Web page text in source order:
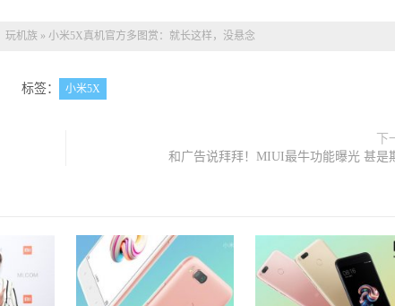
玩机族 » 小米5X真机官方多图赏：就长这样，没悬念
标签： 小米5X
下
和广告说拜拜！MIUI最牛功能曝光 甚是